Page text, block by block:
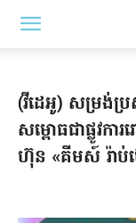
(វីដេអូ) សម្រង់
សម្ពោធជាផ្លូវក
ហ៊ុន «គីមស៍ រ៉ាប់ប៊